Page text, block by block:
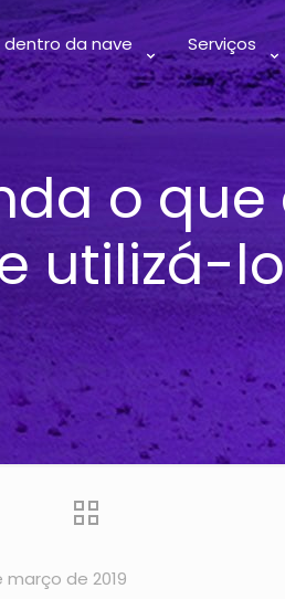
dentro da nave Serviços
o
utilizá-lo
março de 2019